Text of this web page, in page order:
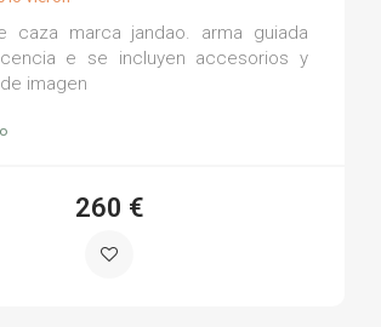
caza marca jandao. arma guiada
e se incluyen accesorios y
imagen
260 €